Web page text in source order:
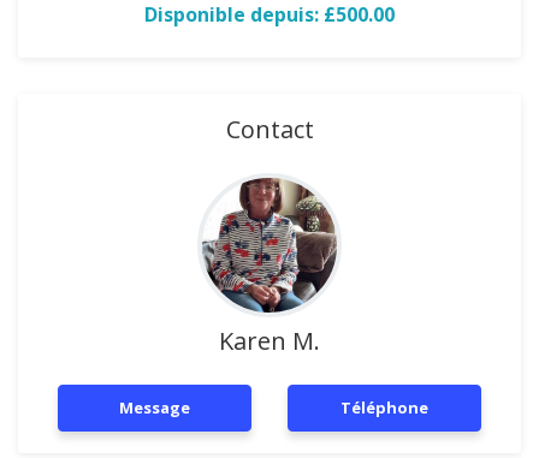
Disponible depuis: £500.00
Contact
Karen M.
Message Téléphone